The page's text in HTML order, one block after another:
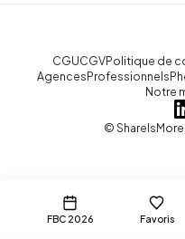
FBC 2026 Favoris
CGUCGVPolitique de
AgencesProfessionnels
Notre
©